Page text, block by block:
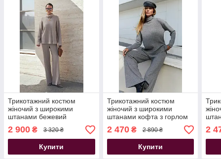
Трикотажний костюм
жіночий з широкими
штанами бежевий
2 900 ₴ 3 320 ₴
Купити
Трикотажний костюм
жіночий з широкими
штанами кофта з горлом
сірий
2 470₴ 2 890 ₴
Купити
2